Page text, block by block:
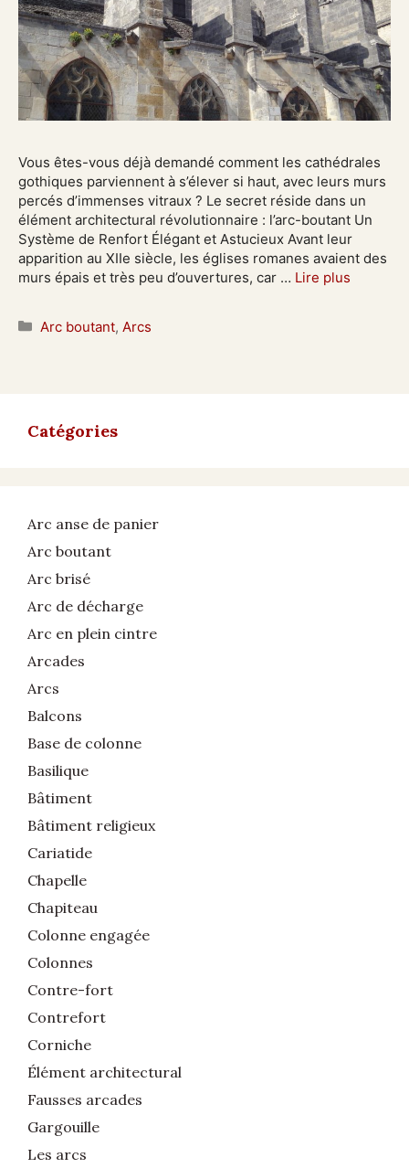
Vous êtes-vous déjà demandé comment les cathédrales
gothiques parviennent à s’élever si haut, avec leurs murs
percés d’immenses vitraux ? Le secret réside dans un
élément architectural révolutionnaire : l’arc-boutant Un
Système de Renfort Élégant et Astucieux Avant leur
apparition au XIIe siècle, les églises romanes avaient des
murs épais et très peu d’ouvertures, car … Lire plus
Catégories
Arc boutant, Arcs
Catégories
Arc anse de panier
Arc boutant
Arc brisé
Arc de décharge
Arc en plein cintre
Arcades
Arcs
Balcons
Base de colonne
Basilique
Bâtiment
Bâtiment religieux
Cariatide
Chapelle
Chapiteau
Colonne engagée
Colonnes
Contre-fort
Contrefort
Corniche
Élément architectural
Fausses arcades
Gargouille
Les arcs